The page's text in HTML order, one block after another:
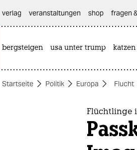
themen
verlag
veranstaltungen shop fragen
bergsteigen usa unter trump katzen
Startseite Politik Europa Flucht
Flüchtlinge